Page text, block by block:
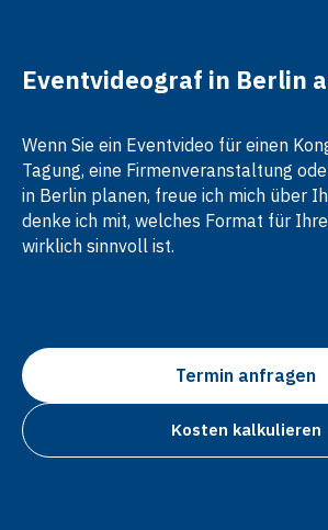
Eventvideograf in Berlin
Wenn Sie ein Eventvideo für einen
Tagung, eine Firmenveranstaltung
in Berlin planen, freue ich mich über
denke ich mit, welches Format für
wirklich sinnvoll ist.
Termin anfragen
Kosten kalkulieren